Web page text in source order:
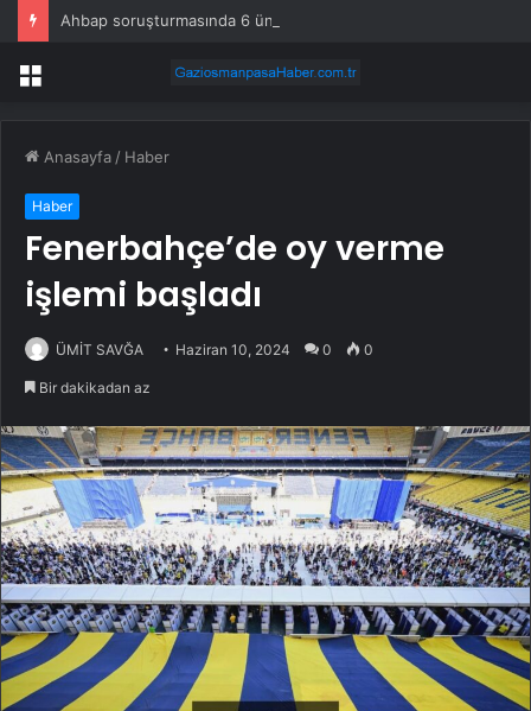
Ahbap soruşturmasında 6 ünlü daha ifadeye çağrıldı
Menü
Anasayfa / Haber
Haber
Fenerbahçe’de oy verme
işlemi başladı
ÜMİT SAVĞA Haziran 10, 2024 0 0
Bir dakikadan az